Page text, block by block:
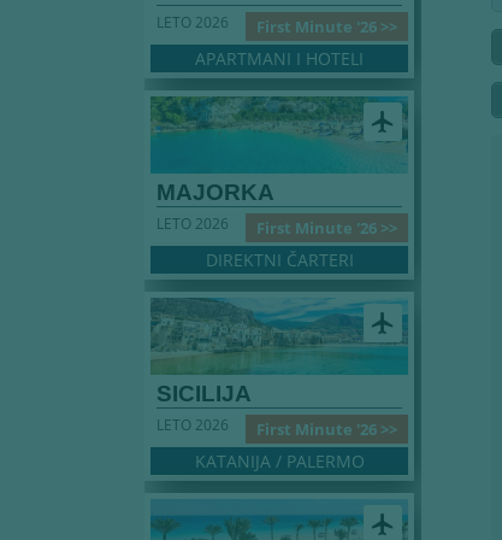
First Minute '26 >>
LETO 2026
APARTMANI I HOTELI
airplanemode_active
MAJORKA
First Minute '26 >>
LETO 2026
DIREKTNI ČARTERI
airplanemode_active
SICILIJA
First Minute '26 >>
LETO 2026
KATANIJA / PALERMO
airplanemode_active